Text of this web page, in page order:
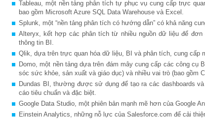
Tableau, một nền tảng phân tích tự phục vụ cung cấp trực
bao gồm Microsoft Azure SQL Data Warehouse và Excel.
Splunk, một “nền tảng phân tích có hướng dẫn” có khả năng
Alteryx, kết hợp các phân tích từ nhiều nguồn dữ liệu để
thông tin BI.
Qlik, dựa trên trực quan hóa dữ liệu, BI và phân tích, cung cấp
Domo, một nền tảng dựa trên đám mây cung cấp các công cụ
sóc sức khỏe, sản xuất và giáo dục) và nhiều vai trò (bao gồm
Dundas BI, thường được sử dụng để tạo ra các dashboards
cáo tiêu chuẩn và đặc biệt.
Google Data Studio, một phiên bản mạnh mẽ hơn của Google
Einstein Analytics, những nỗ lực của Salesforce.com để cải